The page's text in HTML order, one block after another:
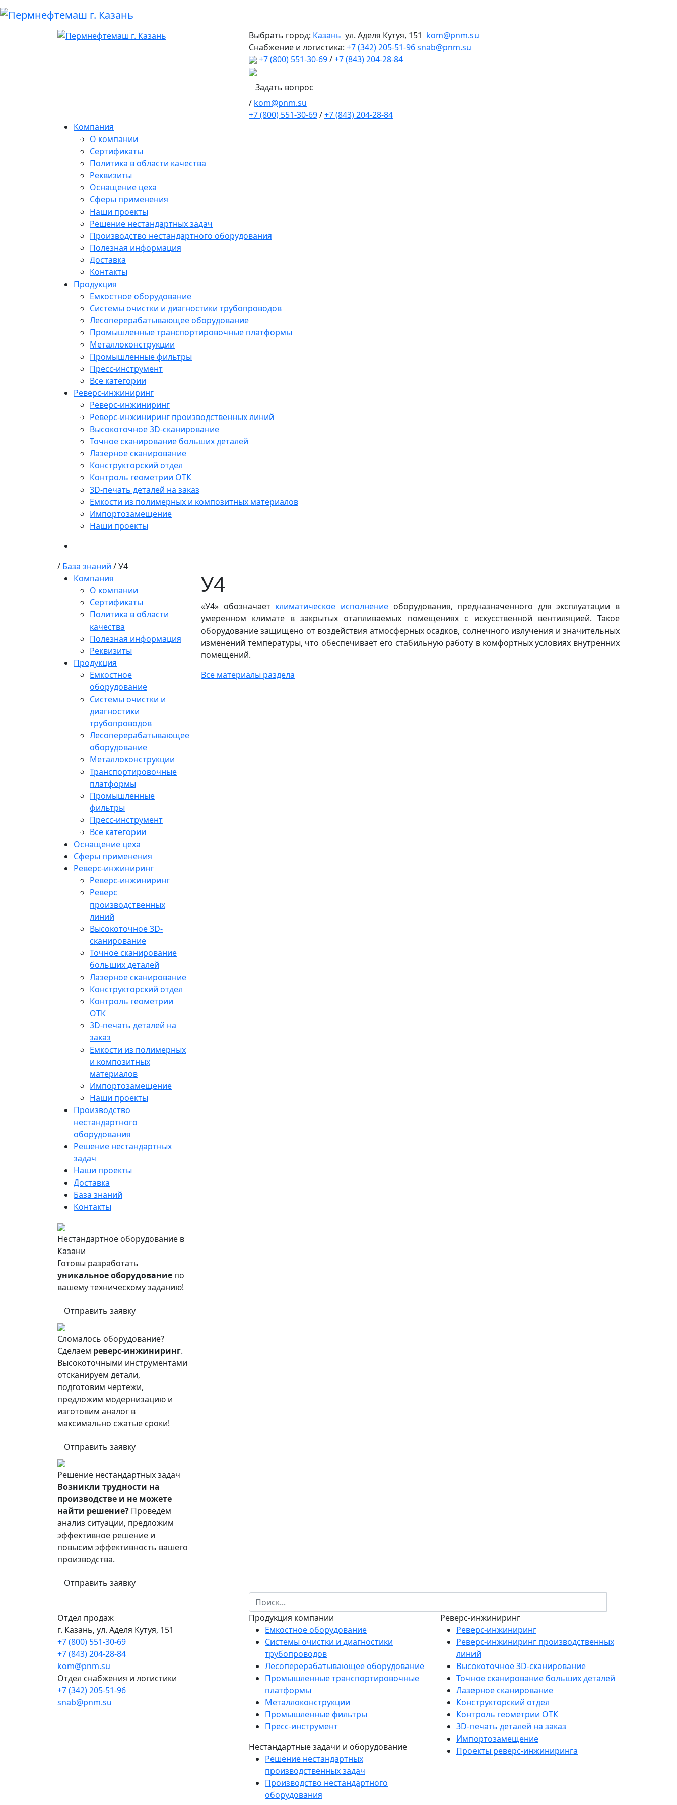
Выбрать город: Казань ул. Аделя Кутуя, 151 kom@pnm.su
Снабжение и логистика: +7 (342) 205-51-96snab@pnm.su
+7 (800) 551-30-69/+7 (843) 204-28-84
Задать вопрос
/ kom@pnm.su
+7 (800) 551-30-69/+7 (843) 204-28-84
Компания
О компании
Сертификаты
Политика в области качества
Реквизиты
Оснащение цеха
Сферы применения
Наши проекты
Решение нестандартных задач
Производство нестандартного оборудования
Полезная информация
Доставка
Контакты
Продукция
Емкостное оборудование
Системы очистки и диагностики трубопроводов
Лесоперерабатывающее оборудование
Промышленные транспортировочные платформы
Металлоконструкции
Промышленные фильтры
Пресс-инструмент
Все категории
Реверс-инжиниринг
Реверс-инжиниринг
Реверс-инжиниринг производственных линий
Высокоточное 3D-сканирование
Точное сканирование больших деталей
Лазерное сканирование
Конструкторский отдел
Контроль геометрии ОТК
3D-печать деталей на заказ
Емкости из полимерных и композитных материалов
Импортозамещение
Наши проекты
/ База знаний /У4
Компания
О компании
Сертификаты
Политика в области
качества
Полезная информация
Реквизиты
Продукция
Емкостное
оборудование
Системы очистки и
диагностики
трубопроводов
Лесоперерабатывающее
оборудование
Металлоконструкции
Транспортировочные
платформы
Промышленные
фильтры
Пресс-инструмент
Все категории
Оснащение цеха
Сферы применения
Реверс-инжиниринг
Реверс-инжиниринг
Реверс
производственных
линий
Высокоточное 3D-
сканирование
Точное сканирование
больших деталей
Лазерное сканирование
Конструкторский отдел
Контроль геометрии
ОТК
3D-печать деталей на
заказ
Емкости из полимерных
и композитных
материалов
Импортозамещение
Наши проекты
Производство
нестандартного
оборудования
Решение нестандартных
задач
Наши проекты
Доставка
База знаний
Контакты
Нестандартное оборудование в
Казани
Готовы разработать
уникальное оборудование по
вашему техническому заданию!
Отправить заявку
Сломалось оборудование?
Сделаем реверс-инжиниринг.
Высокоточными инструментами
отсканируем детали,
подготовим чертежи,
предложим модернизацию и
изготовим аналог в
максимально сжатые сроки!
Отправить заявку
Решение нестандартных задач
Возникли трудности на
производстве и не можете
найти решение? Проведём
анализ ситуации, предложим
эффективное решение и
повысим эффективность вашего
производства.
Отправить заявку
У4
«У4» обозначает климатическое исполнениеоборудования, предназначенного для эксплуатации в
умеренном климате в закрытых отапливаемых помещениях с искусственной вентиляцией. Такое
оборудование защищено от воздействия атмосферных осадков, солнечного излучения и значительных
изменений температуры, что обеспечивает его стабильную работу в комфортных условиях внутренних
помещений.
Все материалы раздела
Отдел продаж
г. Казань, ул. Аделя Кутуя, 151
+7 (800) 551-30-69
+7 (843) 204-28-84
kom@pnm.su
Отдел снабжения и логистики
+7 (342) 205-51-96
snab@pnm.su
Продукция компании
Емкостное оборудование
Системы очистки и диагностики
трубопроводов
Лесоперерабатывающее оборудование
Промышленные транспортировочные
платформы
Металлоконструкции
Промышленные фильтры
Пресс-инструмент
Нестандартные задачи и оборудование
Решение нестандартных
производственных задач
Производство нестандартного
оборудования
Реверс-инжиниринг
Реверс-инжиниринг
Реверс-инжиниринг производственных
линий
Высокоточное 3D-сканирование
Точное сканирование больших деталей
Лазерное сканирование
Конструкторский отдел
Контроль геометрии ОТК
3D-печать деталей на заказ
Импортозамещение
Проекты реверс-инжиниринга